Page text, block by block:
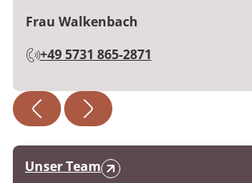
Frau Walkenbach
+49 5731 865-2871
Unser Team